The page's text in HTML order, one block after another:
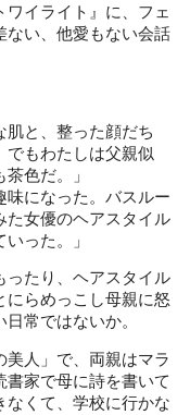
イライト』に、フェ
い、他愛もない会話
肌と、整った顔だち
でもわたしは父親似
色だ。」
味になった。バスルー
た女優のヘアスタイル
った。」
たり、ヘアスタイル
にらめっこし母親に怒
常ではないか。
人」で、両親はマラ
書家で母に詩を書いて
なくて、学校に行かな